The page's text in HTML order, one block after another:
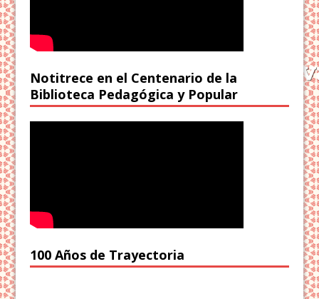
Notitrece en el Centenario de la
Biblioteca Pedagógica y Popular
100 Años de Trayectoria